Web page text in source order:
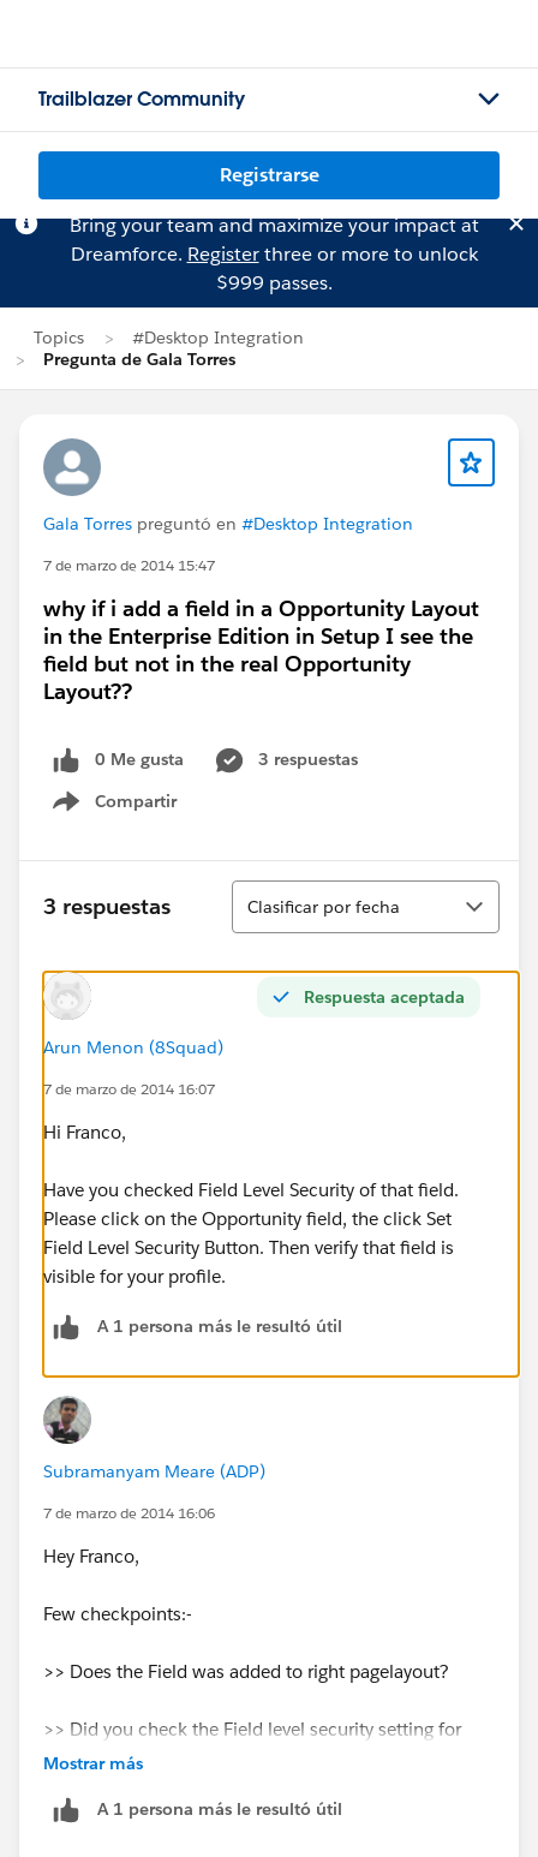
Trailblazer Community
Registrarse
Bring your team and maximize your impact at
Dreamforce. Registerthree or more to unlock
$999 passes.
Topics
#Desktop Integration
Pregunta de Gala Torres
Gala Torres preguntó en #Desktop Integration
7 de marzo de 2014 15:47
why if i add a field in a Opportunity Layout
in the Enterprise Edition in Setup I see the
field but not in the real Opportunity
Layout??
0 Me gusta
3 respuestas
Compartir
Show menu
3 respuestas
Ordenar
Clasificar por fecha
Respuesta aceptada
Arun Menon (8Squad)
7 de marzo de 2014 16:07
Hi Franco,
Have you checked Field Level Security of that field.
Please click on the Opportunity field, the click Set
Field Level Security Button. Then verify that field is
visible for your profile.
A 1 persona más le resultó útil
Subramanyam Meare (ADP)
7 de marzo de 2014 16:06
Hey Franco,
Few checkpoints:-
>> Does the Field was added to right pagelayout?
>> Did you check the Field level security setting for
that Field?
Regards,
Mostrar más
A 1 persona más le resultó útil